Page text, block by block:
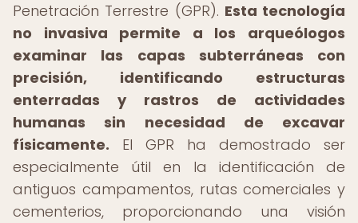
Penetración Terrestre (GPR). Esta tecnología
no invasiva permite a los arqueólogos
examinar las capas subterráneas con
precisión, identificando estructuras
enterradas y rastros de actividades
humanas sin necesidad de excavar
físicamente. El GPR ha demostrado ser
especialmente útil en la identificación de
antiguos campamentos, rutas comerciales y
cementerios, proporcionando una visión